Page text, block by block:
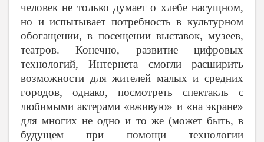
человек не только думает о хлебе насущном,
но и испытывает потребность в культурном
обогащении, в посещении выставок, музеев,
театров. Конечно, развитие цифровых
технологий, Интернета смогли расширить
возможности для жителей малых и средних
городов, однако, посмотреть спектакль с
любимыми актерами «вживую» и «на экране»
для многих не одно и то же (может быть, в
будущем при помощи технологии